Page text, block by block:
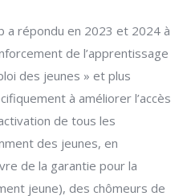
a répondu en 2023 et 2024 à
de l’apprentissage
des jeunes » et plus
à améliorer l’accès
de tous les
des jeunes, en
de la garantie pour la
jeune), des chômeurs de